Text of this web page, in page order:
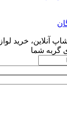
آنلاین، خرید
گربه شما